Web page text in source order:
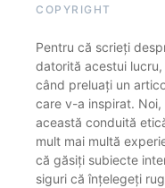
COPYRIGHT
Pentru că scrieți
datorită acestui
când preluați un
care v-a inspirat. Noi,
această conduită
mult mai multă
că găsiți subiecte
siguri că înțelegeți